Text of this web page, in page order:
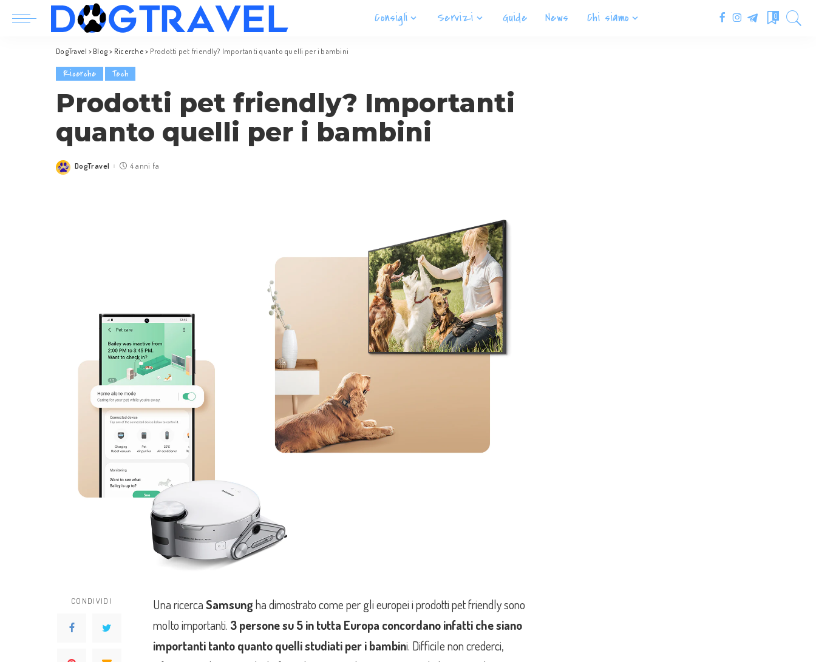
Consigli Servizi Guide News Chi siamo 0
DogTravel > Blog > Ricerche > Prodotti pet friendly? Importanti quanto quelli per i bambini
Ricerche Tech
Prodotti pet friendly? Importanti
quanto quelli per i bambini
Posted
DogTravel 4 anni fa
CONDIVIDI Una ricercaSamsungha dimostrato come per gli europei i prodotti pet friendly sono
molto importanti. 3 persone su 5 in tutta Europa concordano infatti che siano
importanti tanto quanto quelli studiati per i bambini. Difficile non crederci,